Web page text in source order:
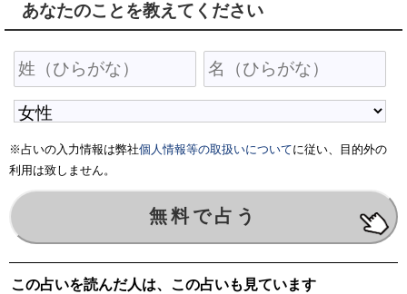
あなたのことを教えてください
※占いの入力情報は弊社個人情報等の取扱いについてに従い、目的外の
利用は致しません。
この占いを読んだ人は、この占いも見ています